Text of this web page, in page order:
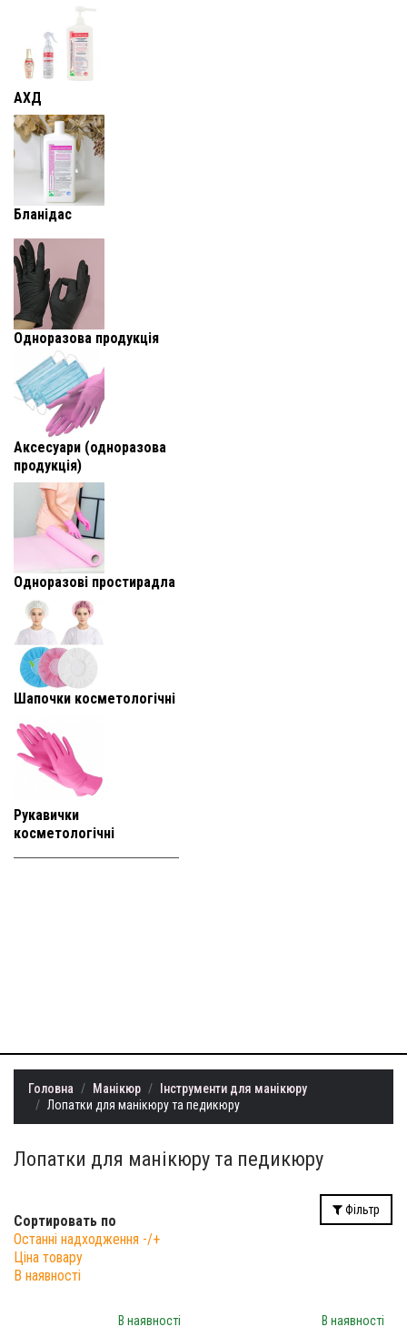
АХД
Бланідас
Одноразова продукція
Аксесуари (одноразова
продукція)
Одноразові простирадла
Шапочки косметологічні
Рукавички
косметологічні
Головна Манікюр
Інструменти для манікюру
Лопатки для манікюру та педикюру
Лопатки для манікюру та педикюру
Сортировать по
Останні надходження -/+
Ціна товару
В наявності
Фільтр
В наявності В наявності